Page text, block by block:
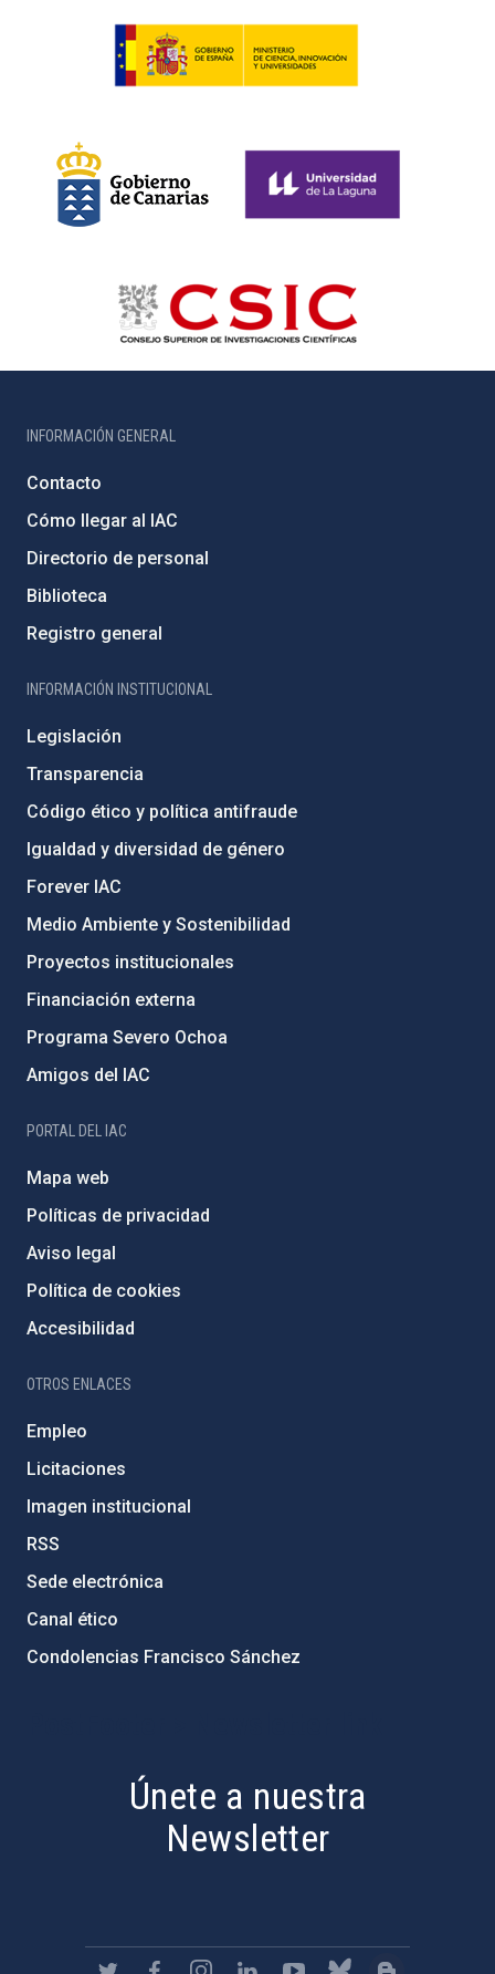
INFORMACIÓN GENERAL
Contacto
Cómo llegar al IAC
Directorio de personal
Biblioteca
Registro general
INFORMACIÓN INSTITUCIONAL
Legislación
Transparencia
Código ético y política antifraude
Igualdad y diversidad de género
Forever IAC
Medio Ambiente y Sostenibilidad
Proyectos institucionales
Financiación externa
Programa Severo Ochoa
Amigos del IAC
PORTAL DEL IAC
Mapa web
Políticas de privacidad
Aviso legal
Política de cookies
Accesibilidad
OTROS ENLACES
Empleo
Licitaciones
Imagen institucional
RSS
Sede electrónica
Canal ético
Condolencias Francisco Sánchez
Únete a nuestra
Newsletter